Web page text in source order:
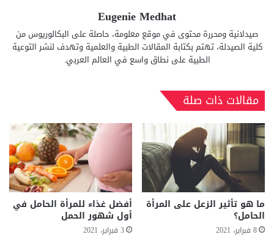
Eugenie Medhat
صيدلانية ومحررة محتوى في موقع معلومة، حاصلة على البكالوريوس من
كلية الصيدلة، تهتم بكتابة المقالات الطبية والعلمية وتهدف لنشر التوعية
الطبية على نطاق واسع في العالم العربي.
مقالات ذات صلة
ما هو تأثير الزعل على المرأة
الحامل؟
8 فبراير، 2021
أفضل غذاء للمرأة الحامل في
أول شهور الحمل
3 فبراير، 2021